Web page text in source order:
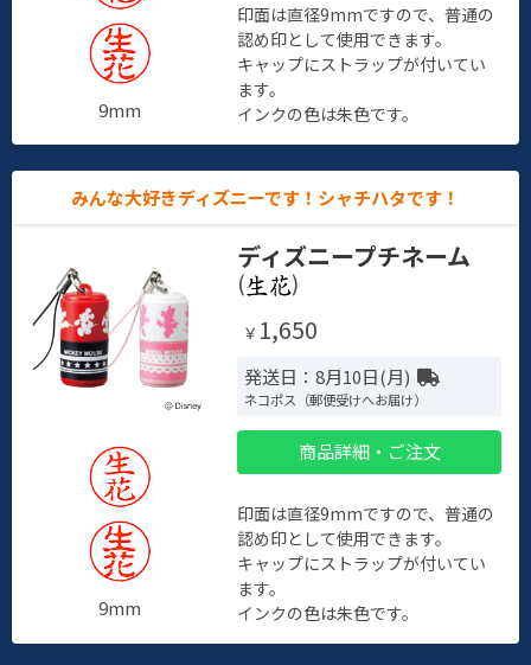
9mm
印面は直径9mmですので、普通の
認め印として使用できます。
キャップにストラップが付いてい
ます。
インクの色は朱色です。
みんな大好きディズニーです！シャチハタです！
9mm
ディズニープチネーム
( )
￥ 1,650
発送日：8月10日(月)
ネコポス（郵便受けへお届け）
商品詳細・ご注文
印面は直径9mmですので、普通の
認め印として使用できます。
キャップにストラップが付いてい
ます。
インクの色は朱色です。